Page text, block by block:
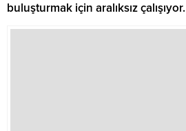
buluşturmak için aralıksız çalışıyor.